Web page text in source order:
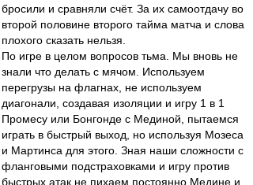
бросили и сравняли счёт. За их самоотдачу во
второй половине второго тайма матча и слова
плохого сказать нельзя.
По игре в целом вопросов тьма. Мы вновь не
знали что делать с мячом. Используем
перегрузы на флагнах, не используем
диагонали, создавая изоляции и игру 1 в 1
Промесу или Бонгонде с Мединой, пытаемся
играть в быстрый выход, но используя Мозеса
и Мартинса для этого. Зная наши сложности с
фланговыми подстраховками и игру против
быстрых атак не пихаем постоянно Медине и